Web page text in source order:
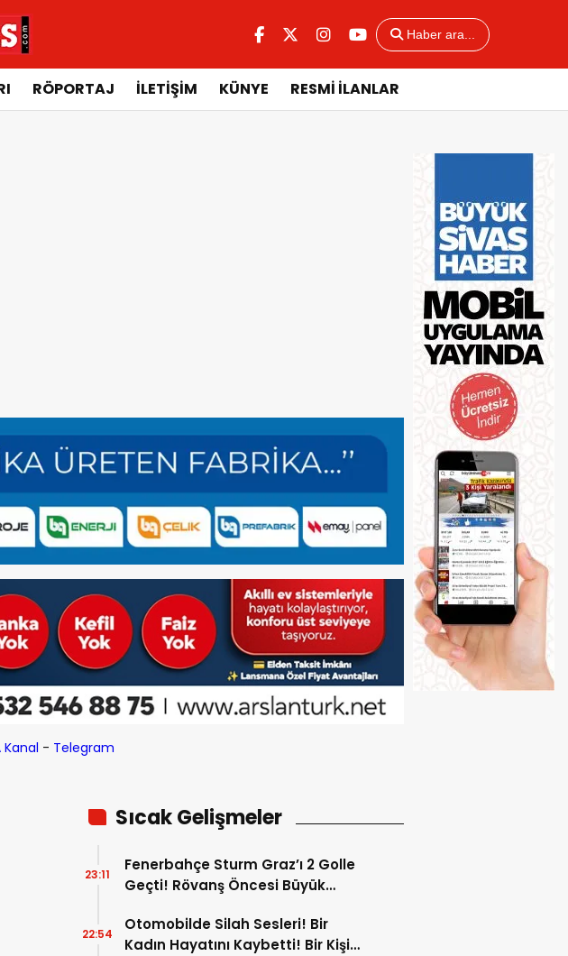
Haber ara...
RÖPORTAJ İLETİŞİM KÜNYE RESMİ İLANLAR
Kanal - Telegram
Sıcak Gelişmeler
Fenerbahçe Sturm Graz’ı 2 Golle
Geçti! Rövanş Öncesi Büyük
23:11
Otomobilde Silah Sesleri! Bir
Kadın Hayatını Kaybetti! Bir Kişi
22:54